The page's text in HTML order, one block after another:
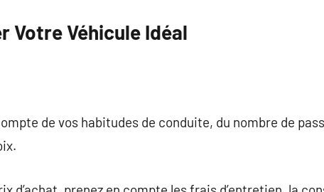
Votre Véhicule Idéal
de vos habitudes de conduite, du nombre de